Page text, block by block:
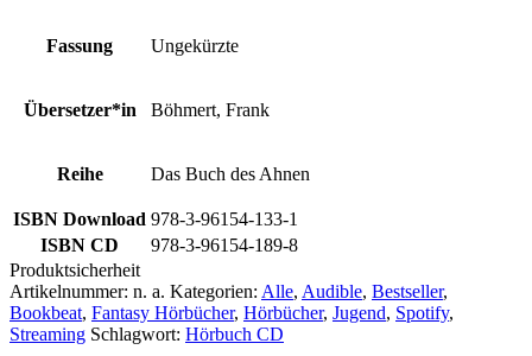
Fassung Ungekürzte
Übersetzer*in Böhmert, Frank
Reihe Das Buch des Ahnen
ISBN Download 978-3-96154-133-1
ISBN CD
978-3-96154-189-8
Produktsicherheit
Artikelnummer: n. a. Kategorien: Alle, Audible, Bestseller,
Bookbeat, Fantasy Hörbücher, Hörbücher, Jugend, Spotify,
Streaming Schlagwort: Hörbuch CD